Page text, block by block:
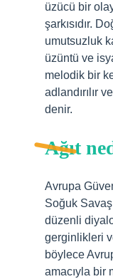
üzücü bir
şarkısıdır.
umutsuzluk
üzüntü ve
melodik bir
adlandırılır
denir.
Ağıt
Avrupa
Soğuk
düzenli
gerginlikleri
böylece
amacıyla bir